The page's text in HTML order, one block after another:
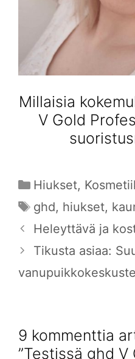
Millaisia
V Gold
Kategoriat
Hiukset,
Avainsanat
ghd, hiukset,
Heleyttävä ja
Tikusta asiaa:
9 kommenttia
”Testissä ghd V